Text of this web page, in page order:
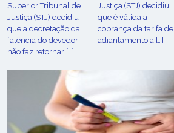
Superior Tribunal de
Justiça (STJ) decidiu
que a decretação da
falência do devedor
não faz retornar […]
Justiça (STJ) decidiu
que é válida a
cobrança da tarifa de
adiantamento a […]